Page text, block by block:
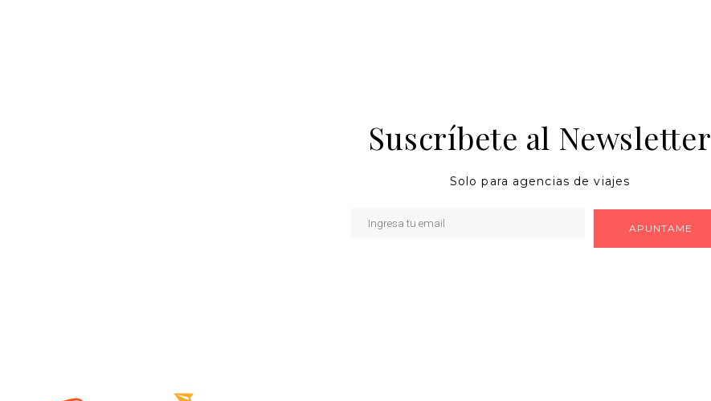
Suscríbete al Newsletter
Solo para agencias de viajes
APUNTAME